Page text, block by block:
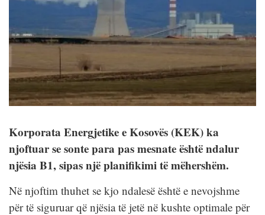
Korporata Energjetike e Kosovës (KEK) ka
njoftuar se sonte para pas mesnate është ndalur
njësia B1, sipas një planifikimi të mëhershëm.
Në njoftim thuhet se kjo ndalesë është e nevojshme
për të siguruar që njësia të jetë në kushte optimale për